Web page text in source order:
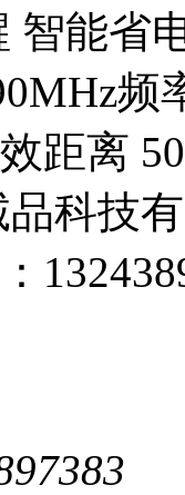
智能省
频
距离
科技